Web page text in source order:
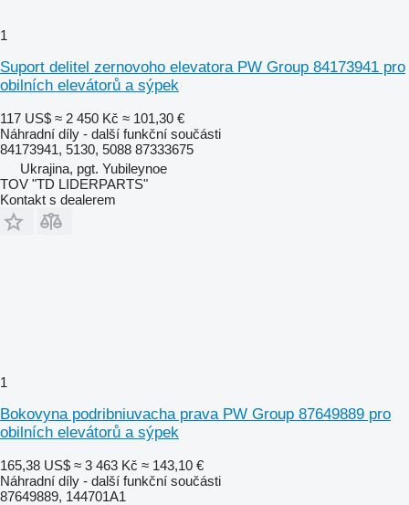
1
Suport delitel zernovoho elevatora PW Group 84173941 pro
obilních elevátorů a sýpek
117 US$ ≈ 2 450 Kč ≈ 101,30 €
Náhradní díly - další funkční součásti
84173941, 5130, 5088 87333675
Ukrajina, pgt. Yubileynoe
TOV "TD LIDERPARTS"
Kontakt s dealerem
1
Bokovyna podribniuvacha prava PW Group 87649889 pro
obilních elevátorů a sýpek
165,38 US$ ≈ 3 463 Kč ≈ 143,10 €
Náhradní díly - další funkční součásti
87649889, 144701A1